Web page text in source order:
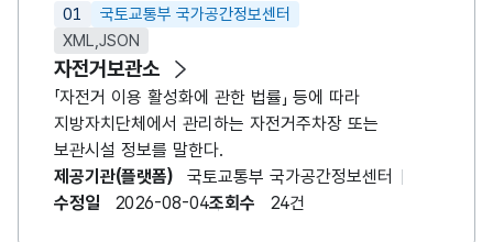
01
국토교통부 국가공간정보센터
XML,JSON
자전거보관소
「자전거 이용 활성화에 관한 법률」 등에 따라
지방자치단체에서 관리하는 자전거주차장 또는
보관시설 정보를 말한다.
제공기관(플랫폼)
국토교통부 국가공간정보센터
수정일
2026-08-04조회수 24건